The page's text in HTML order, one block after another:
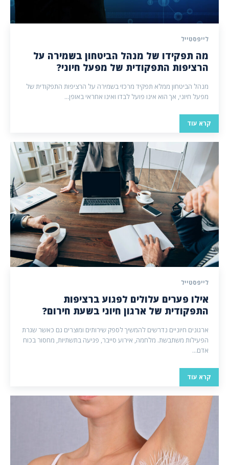
לייפסטייל
מה תפקידו של מנהל הביטחון בשמירה על
הרציפות התפקודית של מפעל חיוני?
מנהל הביטחון ממלא תפקיד מרכזי בשמירה על הרציפות התפקודית של
מפעל חיוני, אך הוא אינו פועל לבדו ואינו אחראי באופן...
קרא עוד
לייפסטייל
אילו פערים עלולים לפגוע ברציפות
התפקודית של ארגון חיוני בשעת חירום?
ארגונים חיוניים נדרשים להמשיך לספק שירותים ומוצרים גם כאשר שגרת
הפעילות משתבשת. מלחמה, אירוע סייבר, פגיעה בתשתיות, מחסור בכוח
אדם...
קרא עוד